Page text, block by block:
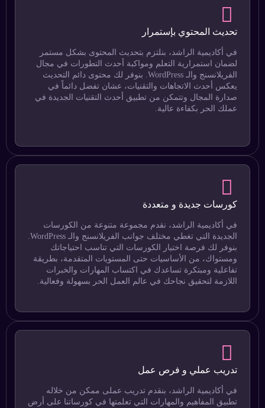
تحديث المحتوي بإستمرار
في أكاديمية الراشد، بنلتزم بتحديث المحتوى بشكل مستمر
لضمان استمرارية التعلم ومواكبة أحدث التطورات في مجال
الفريلانسنج والـ WordPress. بنوفر لك محتوى دائم التحديث
يعكس أحدث الاتجاهات والتقنيات، عشان تفضل دائماً في
صدارة المجال وتتمكن من تطبيق أحدث التقنيات الجديدة في
عملك الحر بكفاءة عالية.
كورسات جديدة و متعددة
في أكاديمية الراشد، نقدم مجموعة متنوعة من الكورسات
الجديدة التي تغطي مختلف جوانب الفريلانسنج والـ WordPress.
بنوفر لك فرصة اختيار الكورسات التي تناسب احتياجاتك
ومستواك، من الأساسيات حتى المستويات المتقدمة، بطريقة
تفاعلية ومبتكرة تساعدك في اكتساب المهارات والخبرات
اللازمة لتحقيق نجاحك في عالم العمل الحر بسهولة وفعالية.
تدريب عملي و فرص عمل
في أكاديمية الراشد، بنقدم تدريب عملى ممكن من خلاله
تطبيق المفاهيم والمهارات التي تعلمتها في كورساتنا على أرض